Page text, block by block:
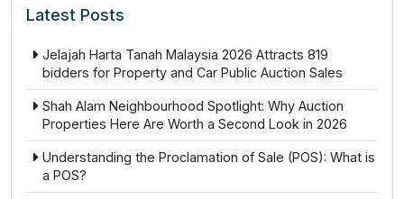
Latest Posts
Jelajah Harta Tanah Malaysia 2026 Attracts 819
bidders for Property and Car Public Auction Sales
Shah Alam Neighbourhood Spotlight: Why Auction
Properties Here Are Worth a Second Look in 2026
Understanding the Proclamation of Sale (POS): What is
a POS?